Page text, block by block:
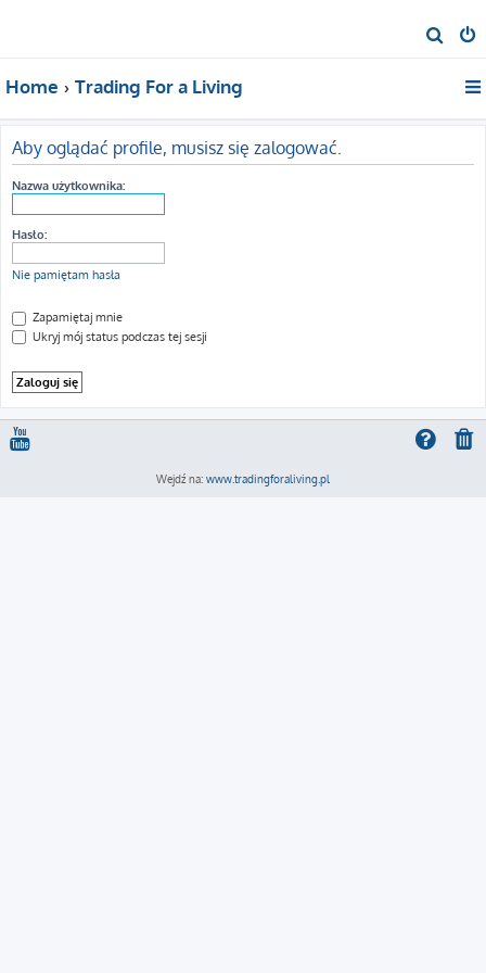
z
j
Home Trading For a Living
Aby oglądać profile, musisz się zalogować.
Nazwa użytkownika:
Hasło:
Nie pamiętam hasła
Zapamiętaj mnie
Ukryj mój status podczas tej sesji
Wejdź na: www.tradingforaliving.pl